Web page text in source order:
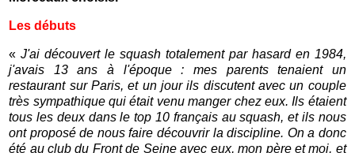
Les débuts
« J'ai découvert le squash totalement par hasard en 1984,
j'avais 13 ans à l'époque : mes parents tenaient un
restaurant sur Paris, et un jour ils discutent avec un couple
très sympathique qui était venu manger chez eux. Ils étaient
tous les deux dans le top 10 français au squash, et ils nous
ont proposé de nous faire découvrir la discipline. On a donc
été au club du Front de Seine avec eux, mon père et moi, et